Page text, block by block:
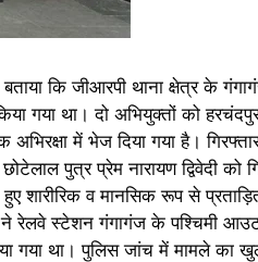
कि जीआरपी थाना क्षेत्र के
गया था। दो अभियुक्तों को
अभिरक्षा में भेज दिया गया है।
पुत्र प्रेम नारायण द्विवेदी को
शारीरिक व मानसिक रूप से
ने रेलवे स्टेशन गंगागंज के पश्चिमी
गया था। पुलिस जांच में मामले का